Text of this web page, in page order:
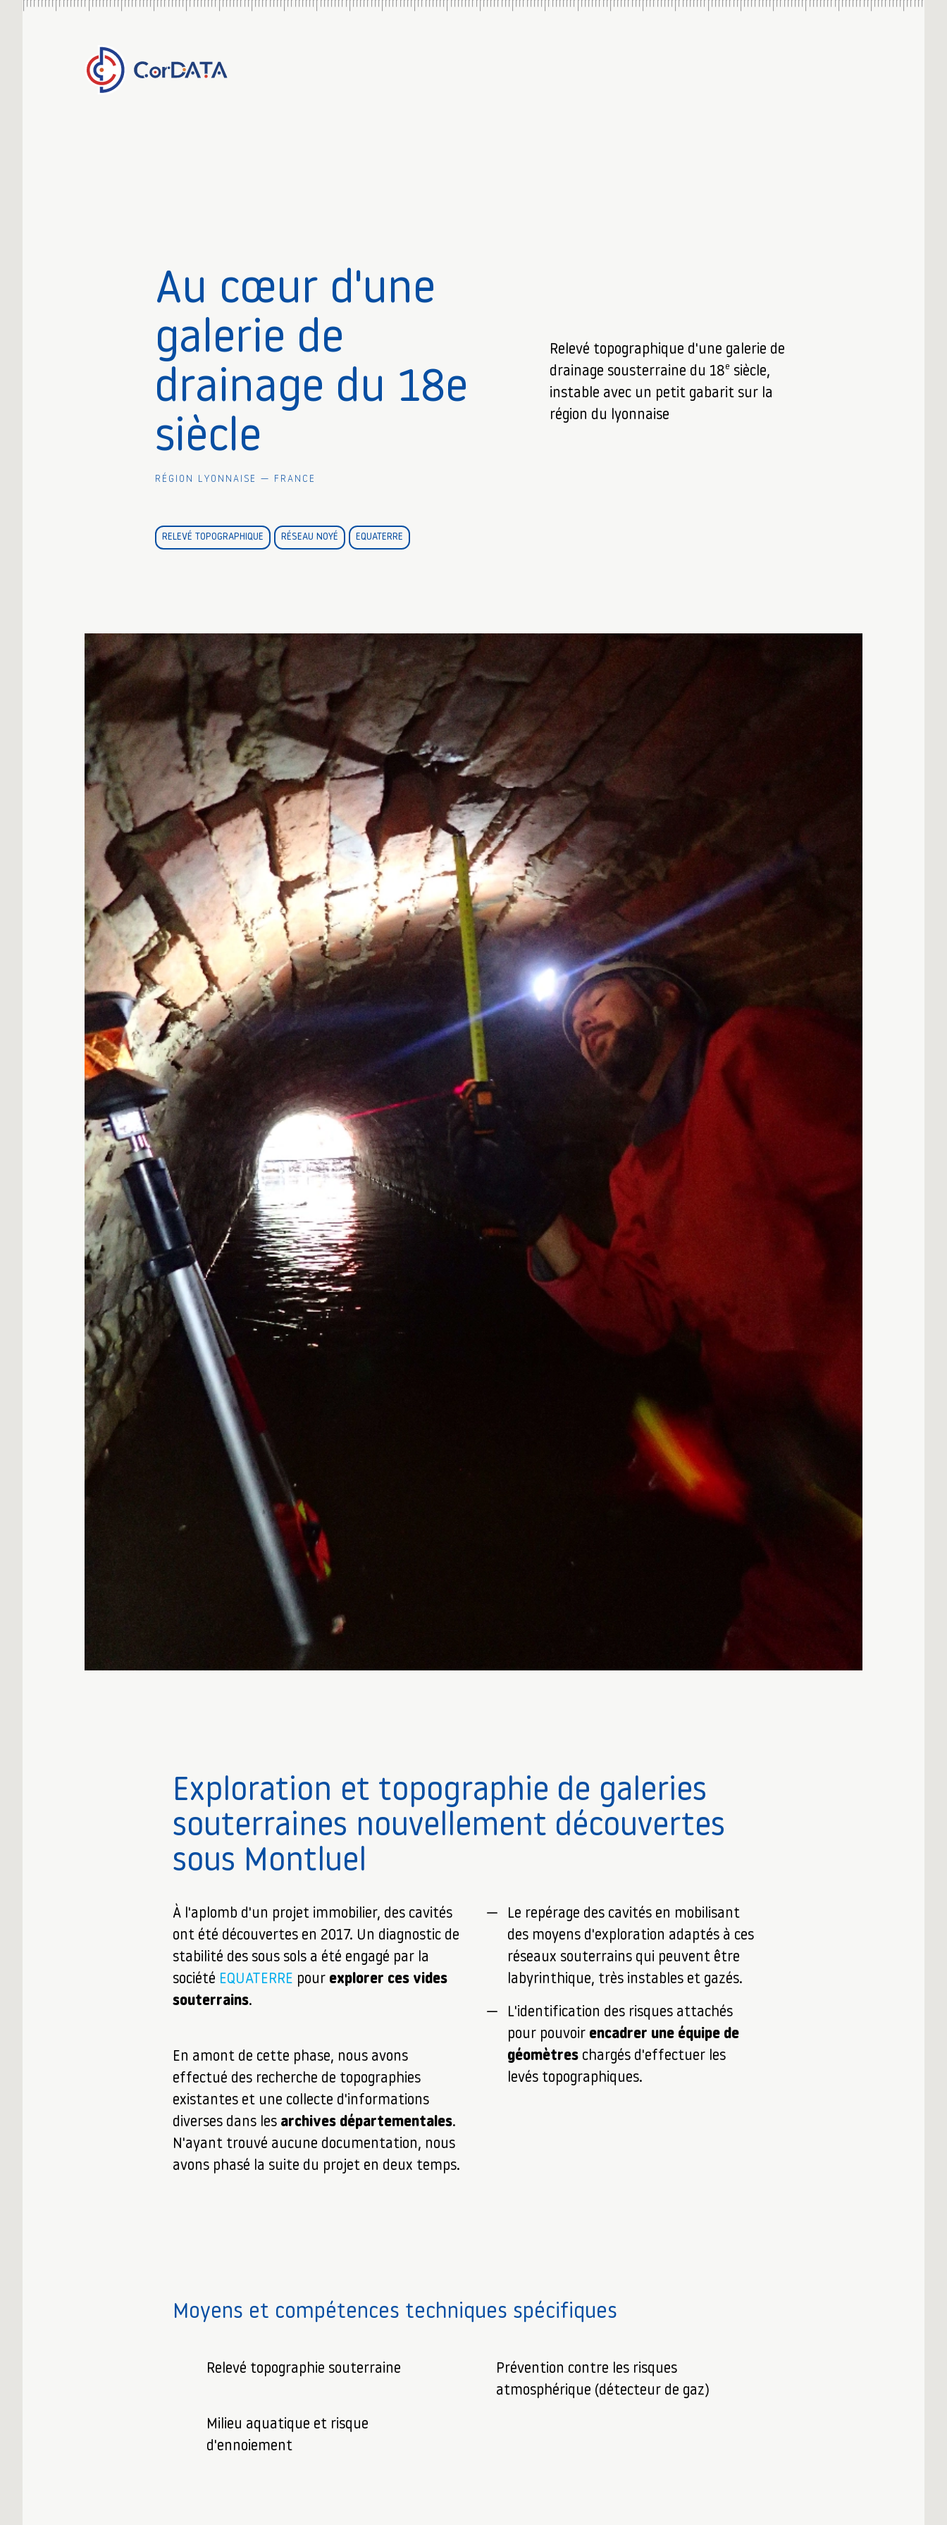
Au cœur d'une
galerie de
drainage du 18e
siècle
Région Lyonnaise — France
RELEVÉ TOPOGRAPHIQUE RÉSEAU NOYÉ EQUATERRE
Relevé topographique d'une galerie de
drainage sousterraine du 18e siècle,
instable avec un petit gabarit sur la
région du lyonnaise
Exploration et topographie de galeries
souterraines nouvellement découvertes
sous Montluel
À l'aplomb d'un projet immobilier, des cavités
ont été découvertes en 2017. Un diagnostic de
stabilité des sous sols a été engagé par la
société EQUATERRE pour explorer ces vides
souterrains.
En amont de cette phase, nous avons
effectué des recherche de topographies
existantes et une collecte d'informations
diverses dans les archives départementales.
N'ayant trouvé aucune documentation, nous
avons phasé la suite du projet en deux temps.
Le repérage des cavités en mobilisant
des moyens d'exploration adaptés à ces
réseaux souterrains qui peuvent être
labyrinthique, très instables et gazés.
L'identification des risques attachés
pour pouvoir encadrer une équipe de
géomètres chargés d'effectuer les
levés topographiques.
Moyens et compétences techniques spécifiques
Relevé topographie souterraine
Milieu aquatique et risque
d'ennoiement
Prévention contre les risques
atmosphérique (détecteur de gaz)